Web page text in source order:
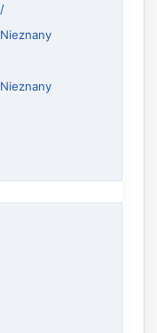
/
Nieznany
Nieznany